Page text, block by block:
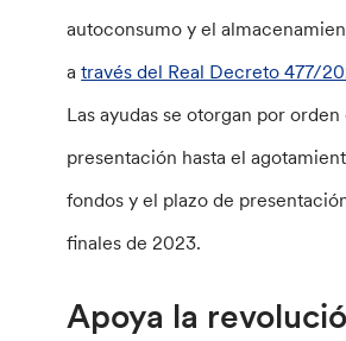
autoconsumo y el
através del Real Decreto 477/
Las ayudas se otorgan por orden
presentación hasta el
fondos y el plazo de
finales de 2023.
Apoya la